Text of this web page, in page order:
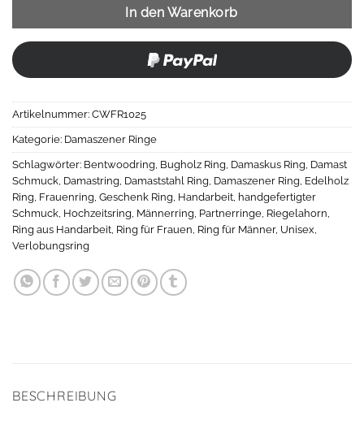
In den Warenkorb
Artikelnummer: CWFR1025
Kategorie: Damaszener Ringe
Schlagwörter: Bentwoodring Bugholz Ring Damaskus Ring Damast
Schmuck Damastring Damaststahl Ring Damaszener Ring Edelholz
Ring Frauenring Geschenk Ring Handarbeit handgefertigter
Schmuck Hochzeitsring Männerring Partnerringe Riegelahorn
Ring aus Handarbeit Ring für Frauen Ring für Männer, Unisex
Verlobungsring
BESCHREIBUNG